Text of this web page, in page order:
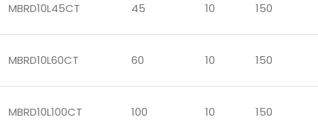
MBRD10L45CT 45 10 150
MBRD10L60CT 60 10 150
MBRD10L100CT 100 10 150